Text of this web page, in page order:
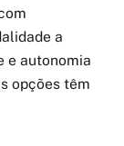
a
e autonomia
opções têm